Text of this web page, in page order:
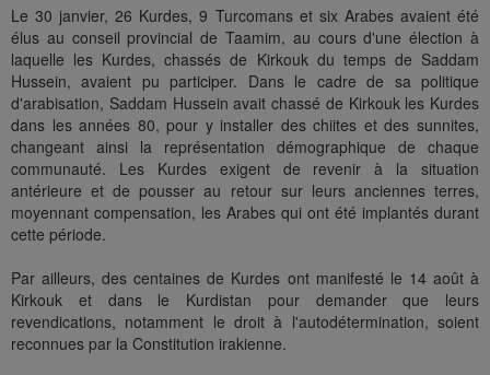
Le 30 janvier, 26 Kurdes, 9 Turcomans et six Arabes avaient été
élus au conseil provincial de Taamim, au cours d'une élection à
laquelle les Kurdes, chassés de Kirkouk du temps de Saddam
Hussein, avaient pu participer. Dans le cadre de sa politique
d'arabisation, Saddam Hussein avait chassé de Kirkouk les Kurdes
dans les années 80, pour y installer des chiites et des sunnites,
changeant ainsi la représentation démographique de chaque
communauté. Les Kurdes exigent de revenir à la situation
antérieure et de pousser au retour sur leurs anciennes terres,
moyennant compensation, les Arabes qui ont été implantés durant
cette période.
Par ailleurs, des centaines de Kurdes ont manifesté le 14 août à
Kirkouk et dans le Kurdistan pour demander que leurs
revendications, notamment le droit à l'autodétermination, soient
reconnues par la Constitution irakienne.